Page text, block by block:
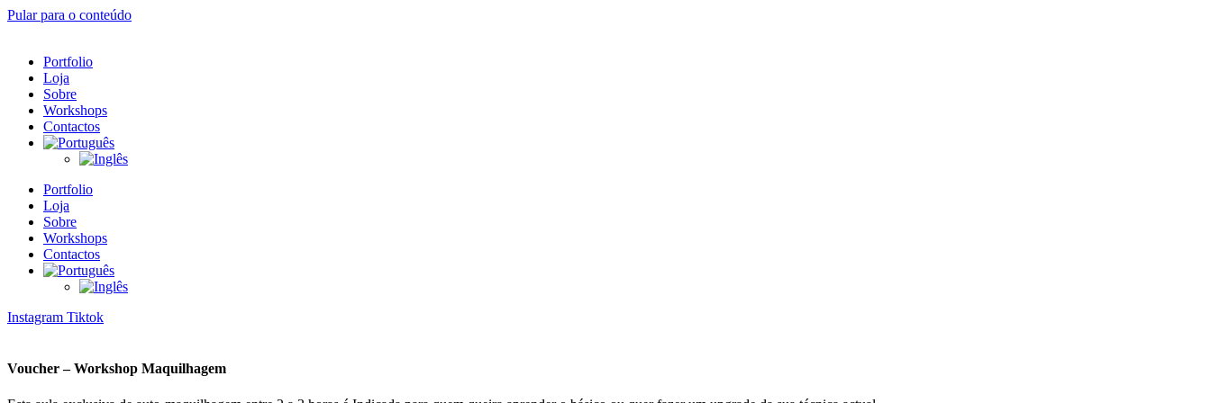
Pular para o conteúdo
Portfolio
Loja
Sobre
Workshops
Contactos
Portfolio
Loja
Sobre
Workshops
Contactos
Instagram Tiktok
Voucher – Workshop Maquilhagem